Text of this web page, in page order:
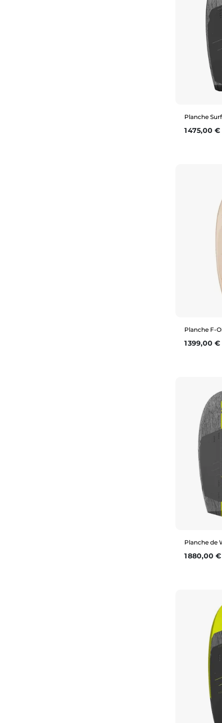
Planche
Prix
1 475,00 €
Planche F-
Prix
1 399,00 €
5’8”
Planche de
Prix
1 880,00 €